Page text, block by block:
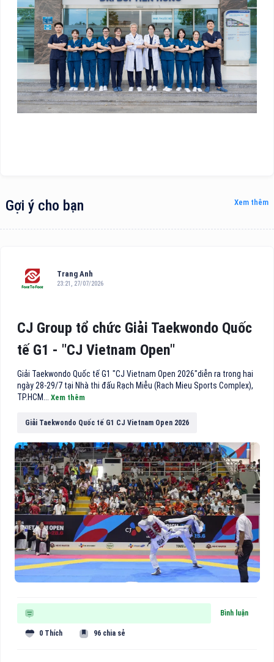
Gợi ý cho bạn Xem thêm
Trang Anh
23:21, 27/07/2026
CJ Group tổ chức Giải Taekwondo Quốc
tế G1 - "CJ Vietnam Open"
Giải Taekwondo Quốc tế G1 "CJ Vietnam Open 2026"diễn ra trong hai
ngày 28-29/7 tại Nhà thi đấu Rạch Miễu (Rach Mieu Sports Complex),
TP.HCM... Xem thêm
Giải Taekwondo Quốc tế G1 CJ Vietnam Open 2026
Bình luận
0 Thích 96 chia sẻ